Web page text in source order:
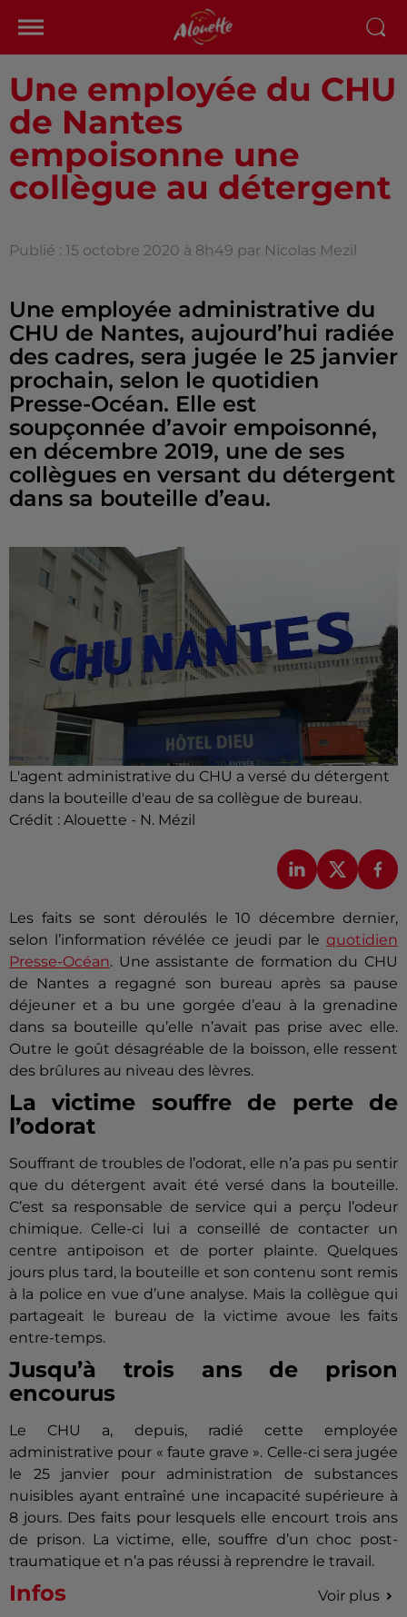
Une employée du CHU
de Nantes
empoisonne une
collègue au détergent
Publié : 15 octobre 2020 à 8h49 par Nicolas Mezil
Une employée administrative du
CHU de Nantes, aujourd’hui radiée
des cadres, sera jugée le 25 janvier
prochain, selon le quotidien
Presse-Océan. Elle est
soupçonnée d’avoir empoisonné,
en décembre 2019, une de ses
collègues en versant du détergent
dans sa bouteille d’eau.
L'agent administrative du CHU a versé du détergent
dans la bouteille d'eau de sa collègue de bureau.
Crédit : Alouette - N. Mézil
Les faits se sont déroulés le 10 décembre dernier,
selon l’information révélée ce jeudi par le quotidien
Presse-Océan. Une assistante de formation du CHU
de Nantes a regagné son bureau après sa pause
déjeuner et a bu une gorgée d’eau à la grenadine
dans sa bouteille qu’elle n’avait pas prise avec elle.
Outre le goût désagréable de la boisson, elle ressent
des brûlures au niveau des lèvres.
La victime souffre de perte de
l’odorat
Souffrant de troubles de l’odorat, elle n’a pas pu sentir
que du détergent avait été versé dans la bouteille.
C’est sa responsable de service qui a perçu l’odeur
chimique. Celle-ci lui a conseillé de contacter un
centre antipoison et de porter plainte. Quelques
jours plus tard, la bouteille et son contenu sont remis
à la police en vue d’une analyse. Mais la collègue qui
partageait le bureau de la victime avoue les faits
entre-temps.
Jusqu’à trois ans de prison
encourus
Le CHU a, depuis, radié cette employée
administrative pour « faute grave ». Celle-ci sera jugée
le 25 janvier pour administration de substances
nuisibles ayant entraîné une incapacité supérieure à
8 jours. Des faits pour lesquels elle encourt trois ans
de prison. La victime, elle, souffre d’un choc post-
traumatique et n’a pas réussi à reprendre le travail.
Infos Voir plus